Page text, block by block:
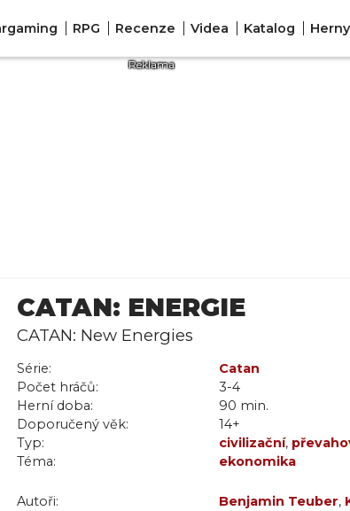
RPG Recenze Videa Katalog Herny
CATAN: ENERGIE
CATAN: New Energies
Série:
Catan
Počet hráčů:
3-4
Herní doba:
90 min.
Doporučený věk:
14+
Typ:
civilizační,
Téma:
ekonomika
Autoři: Benjamin Teuber,